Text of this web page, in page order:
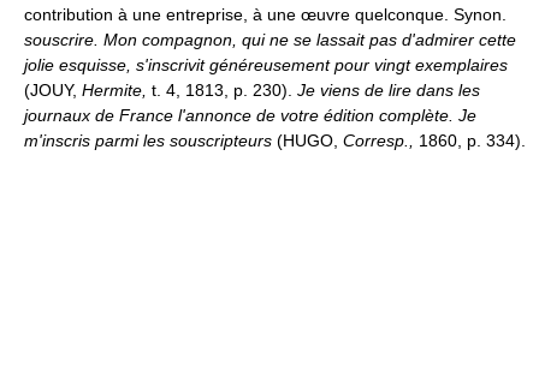
contribution à une entreprise, à une œuvre quelconque. Synon.
souscrire. Mon compagnon, qui ne se lassait pas d'admirer cette
jolie esquisse, s'inscrivit généreusement pour vingt exemplaires
(JOUY, Hermite, t. 4, 1813, p. 230). Je viens de lire dans les
journaux de France l'annonce de votre édition complète. Je
m'inscris parmi les souscripteurs (HUGO, Corresp., 1860, p. 334).